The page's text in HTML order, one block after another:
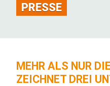
PRESSE
MEHR ALS NUR
ZEICHNET DREI